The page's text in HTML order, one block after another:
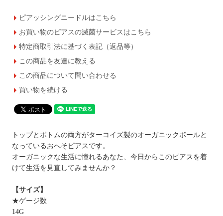
ピアッシングニードルはこちら
お買い物のピアスの滅菌サービスはこちら
特定商取引法に基づく表記（返品等）
この商品を友達に教える
この商品について問い合わせる
買い物を続ける
トップとボトムの両方がターコイズ製のオーガニックボールと
なっているおへそピアスです。
オーガニックな生活に憧れるあなた、今日からこのピアスを着
けて生活を見直してみませんか？
【サイズ】
★ゲージ数
14G